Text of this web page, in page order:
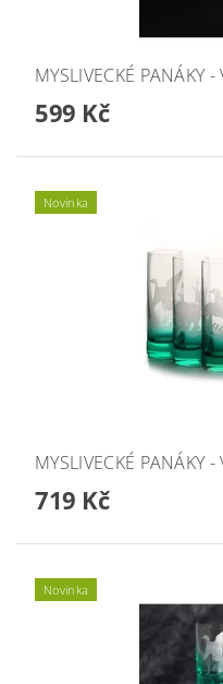
MYSLIVECKÉ PANÁKY -
599 Kč
Novinka
MYSLIVECKÉ PANÁKY -
719 Kč
Novinka